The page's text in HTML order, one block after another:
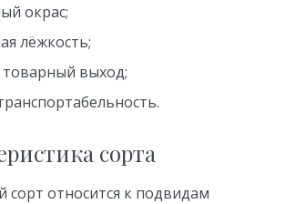
окрас;
лёжкость;
выход;
сорта
сорт относится к подвидам